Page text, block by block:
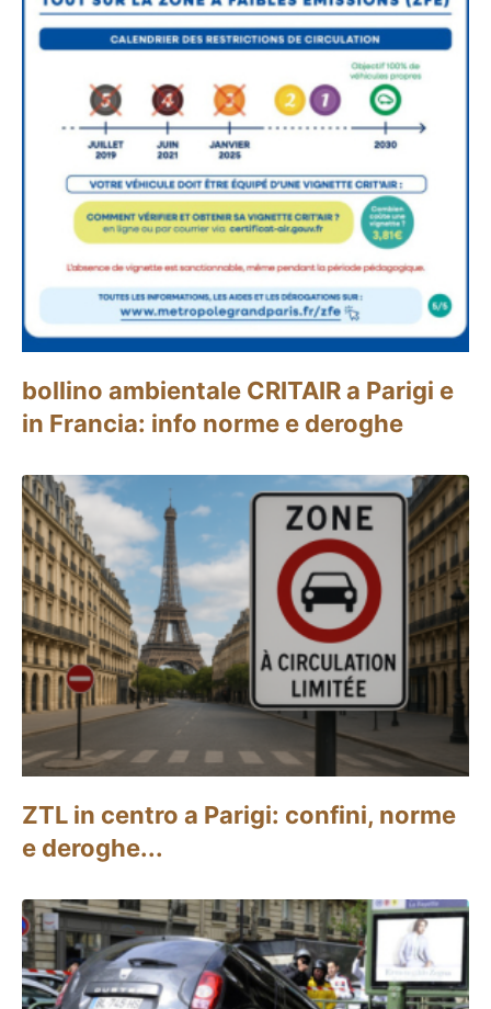
bollino ambientale CRITAIR a Parigi e
in Francia: info norme e deroghe
ZTL in centro a Parigi: confini, norme
e deroghe...